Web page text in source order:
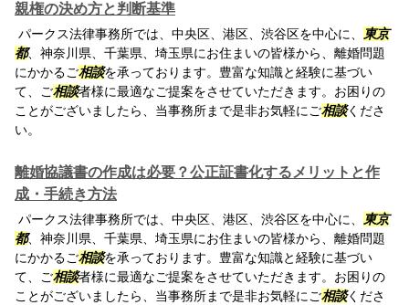
親権の決め方と判断基準
パークス法律事務所では、中央区、港区、渋谷区を中心に、
東京
都、神奈川県、千葉県、埼玉県にお住まいの皆様から、離婚問題
にかかるご相談を承っております。豊富な知識と経験に基づい
て、ご相談者様に最適なご提案をさせていただきます。お困りの
ことがございましたら、当事務所まで是非お気軽にご相談くださ
い。
離婚協議書の作成は必要？公正証書化するメリットと作
成・手続き方法
パークス法律事務所では、中央区、港区、渋谷区を中心に、
東京
都、神奈川県、千葉県、埼玉県にお住まいの皆様から、離婚問題
にかかるご相談を承っております。豊富な知識と経験に基づい
て、ご相談者様に最適なご提案をさせていただきます。お困りの
ことがございましたら、当事務所まで是非お気軽にご相談くださ